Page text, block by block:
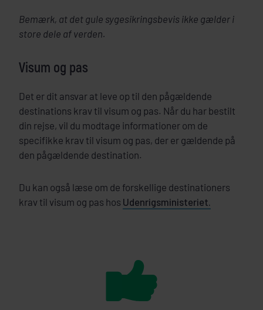
Bemærk, at det gule sygesikringsbevis ikke gælder i
store dele af verden.
Visum og pas
Det er dit ansvar at leve op til den pågældende
destinations krav til visum og pas. Når du har bestilt
din rejse, vil du modtage informationer om de
specifikke krav til visum og pas, der er gældende på
den pågældende destination.
Du kan også læse om de forskellige destinationers
krav til visum og pas hos Udenrigsministeriet.